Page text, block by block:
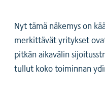
Nyt tämä näkemys on
merkittävät yritykset
pitkän aikavälin
tullut koko toiminnan